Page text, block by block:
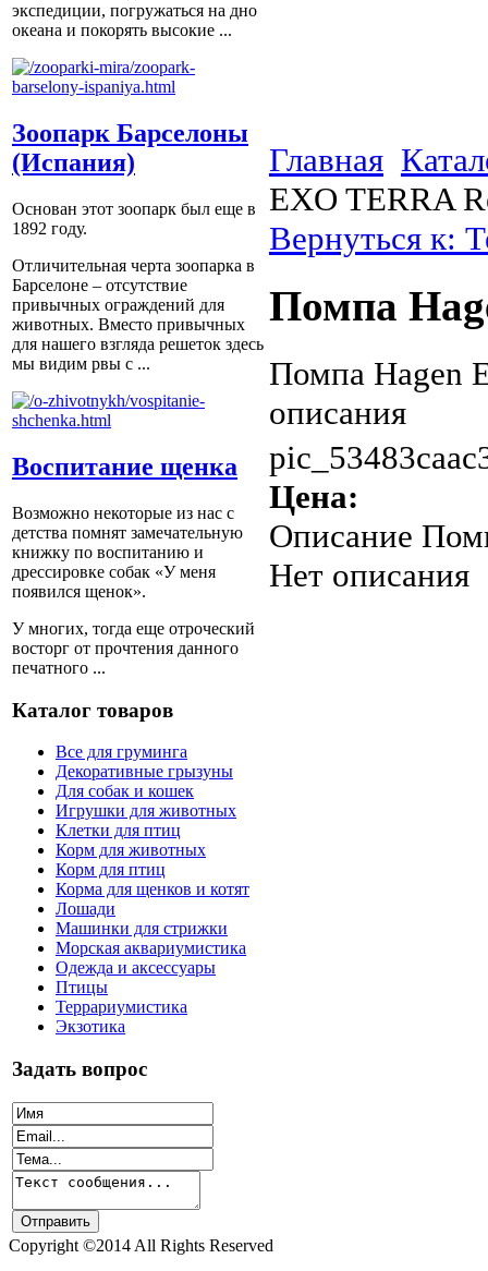
экспедиции, погружаться на дно
океана и покорять высокие ...
Зоопарк Барселоны
(Испания)
Основан этот зоопарк был еще в
1892 году.
Отличительная черта зоопарка в
Барселоне – отсутствие
привычных ограждений для
животных. Вместо привычных
для нашего взгляда решеток здесь
мы видим рвы с ...
Воспитание щенка
Возможно некоторые из нас с
детства помнят замечательную
книжку по воспитанию и
дрессировке собак «У меня
появился щенок».
У многих, тогда еще отроческий
восторг от прочтения данного
печатного ...
Каталог товаров
Все для груминга
Декоративные грызуны
Для собак и кошек
Игрушки для животных
Клетки для птиц
Корм для животных
Корм для птиц
Корма для щенков и котят
Лошади
Машинки для стрижки
Морская аквариумистика
Одежда и аксессуары
Птицы
Террариумистика
Экзотика
Задать вопрос
Главная
EXO TERRA
Вернуться к:
Помпа
Помпа Hagen
описания
Цена:
Описание
Нет описания
Copyright ©2014 All Rights Reserved